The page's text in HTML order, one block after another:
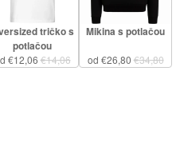
tričko s
potlačou
€12,06€14,06
Mikina s potlačou
od €26,80 €34,80